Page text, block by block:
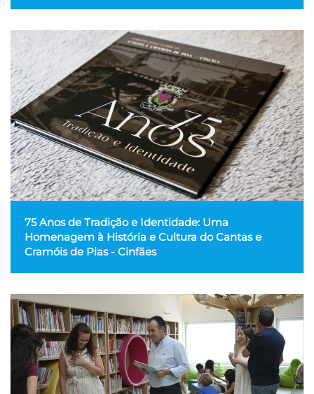
75 Anos de Tradição e Identidade: Uma
Homenagem à História e Cultura do Cantas e
Cramóis de Pias - Cinfães